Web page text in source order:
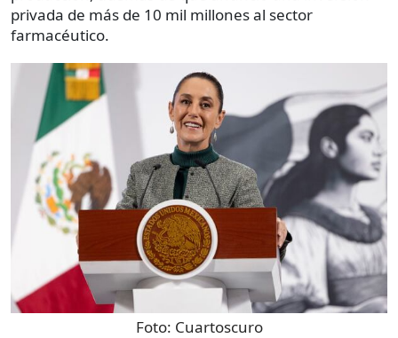
privada de más de 10 mil millones al sector
farmacéutico.
Foto: Cuartoscuro